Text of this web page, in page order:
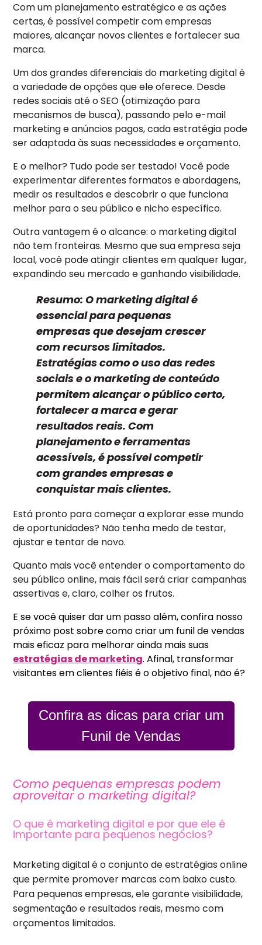
Com um planejamento estratégico e as ações
certas, é possível competir com empresas
maiores, alcançar novos clientes e fortalecer sua
marca.
Um dos grandes diferenciais do marketing digital é
a variedade de opções que ele oferece. Desde
redes sociais até o SEO (otimização para
mecanismos de busca), passando pelo e-mail
marketing e anúncios pagos, cada estratégia pode
ser adaptada às suas necessidades e orçamento.
E o melhor? Tudo pode ser testado! Você pode
experimentar diferentes formatos e abordagens,
medir os resultados e descobrir o que funciona
melhor para o seu público e nicho específico.
Outra vantagem é o alcance: o marketing digital
não tem fronteiras. Mesmo que sua empresa seja
local, você pode atingir clientes em qualquer lugar,
expandindo seu mercado e ganhando visibilidade.
Resumo: O marketing digital é
essencial para pequenas
empresas que desejam crescer
com recursos limitados.
Estratégias como o uso das redes
sociais e o marketing de conteúdo
permitem alcançar o público certo,
fortalecer a marca e gerar
resultados reais. Com
planejamento e ferramentas
acessíveis, é possível competir
com grandes empresas e
conquistar mais clientes.
Está pronto para começar a explorar esse mundo
de oportunidades? Não tenha medo de testar,
ajustar e tentar de novo.
Quanto mais você entender o comportamento do
seu público online, mais fácil será criar campanhas
assertivas e, claro, colher os frutos.
E se você quiser dar um passo além, confira nosso
próximo post sobre como criar um funil de vendas
mais eficaz para melhorar ainda mais suas
estratégias de marketing. Afinal, transformar
visitantes em clientes fiéis é o objetivo final, não é?
Confira as dicas para criar um
Funil de Vendas
Como pequenas empresas podem
aproveitar o marketing digital?
O que é marketing digital e por que ele é
importante para pequenos negócios?
Marketing digital é o conjunto de estratégias online
que permite promover marcas com baixo custo.
Para pequenas empresas, ele garante visibilidade,
segmentação e resultados reais, mesmo com
orçamentos limitados.